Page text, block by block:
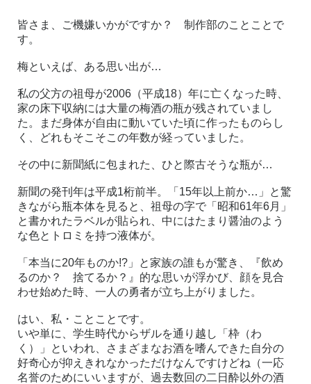
皆さま、ご機嫌いかがですか？ 制作部のことことで
す。
梅といえば、ある思い出が…
私の父方の祖母が2006 （平成18）年に亡くなった時、
家の床下収納には大量の梅酒の瓶が残されていまし
た。まだ身体が自由に動いていた頃に作ったものらし
く、どれもそこそこの年数が経っていました。
その中に新聞紙に包まれた、ひと際古そうな瓶が…
新聞の発刊年は平成1桁前半。「 15年以上前か… 」と驚
きながら瓶本体を見ると、祖母の字で「昭和61年6月」
と書かれたラベルが貼られ、中にはたまり醤油のよう
な色とトロミを持つ液体が。
「本当に20年ものか!? 」と家族の誰もが驚き、『飲め
るのか？ 捨てるか？』的な思いが浮かび、顔を見合
わせ始めた時、一人の勇者が立ち上がりました。
はい、私・ことことです。
いや単に、学生時代からザルを通り越し「枠（わ
く）」といわれ、さまざまなお酒を嗜んできた自分の
好奇心が抑えきれなかっただけなんですけどね（一応
名誉のためにいいますが、過去数回の二日酔以外の酒